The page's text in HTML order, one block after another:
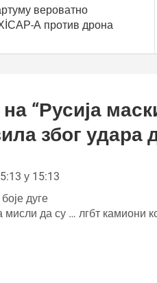
вероватно
А против дрона
“Русија
због удара
у 15:13
дуге
мисли да су … лгбт камиони